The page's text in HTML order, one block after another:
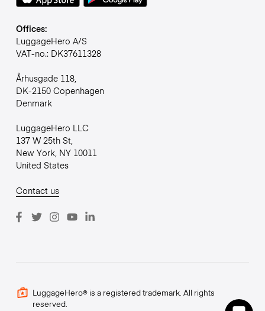
Offices:
LuggageHero A/S
VAT-no.: DK37611328
Århusgade 118,
DK-2150 Copenhagen
Denmark
LuggageHero LLC
137 W 25th St,
New York, NY 10011
United States
Contact us
LuggageHero® is a registered trademark. All rights
reserved.